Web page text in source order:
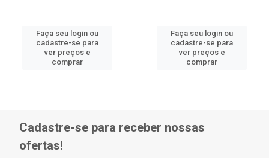
Faça seu login ou
cadastre-se para
ver preços e
comprar
Faça seu login ou
cadastre-se para
ver preços e
comprar
Cadastre-se para receber nossas
ofertas!